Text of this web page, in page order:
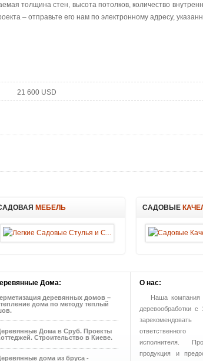
толщина стен, высота потолков, количество
– отправьте его нам по электронному адресу,
21 600 USD
МЕБЕЛЬ САДОВЫЕ
Дома:
деревянных домов –
дома по методу теплый
Дома в Сруб. Проекты
Строительство в Киеве.
дома из бруса -
О нас:
Наша компания
деревообработки
исполнителя.
продукция и